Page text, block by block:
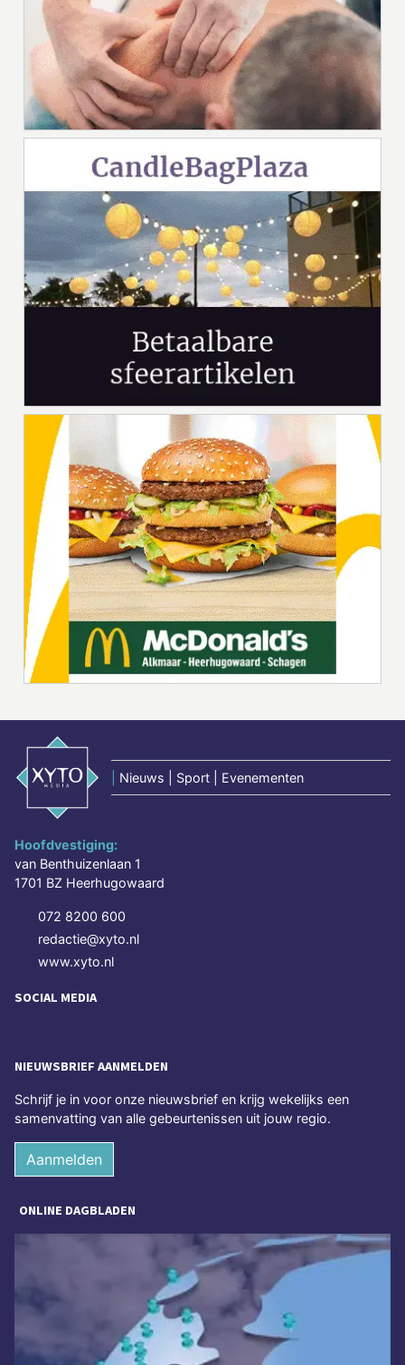
Nieuws | Sport | Evenementen
Hoofdvestiging:
van Benthuizenlaan 1
1701 BZ Heerhugowaard
072 8200 600
redactie@xyto.nl
www.xyto.nl
SOCIAL MEDIA
NIEUWSBRIEF AANMELDEN
Schrijf je in voor onze nieuwsbrief en krijg wekelijks een
samenvatting van alle gebeurtenissen uit jouw regio.
Aanmelden
ONLINE DAGBLADEN